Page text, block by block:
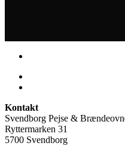
Kontakt
Svendborg Pejse &
Ryttermarken 31
5700 Svendborg